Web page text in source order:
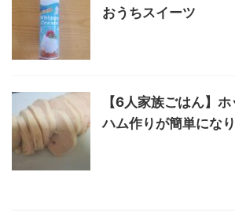
おうちスイーツ
【6人家族ごはん】
ハム作りが簡単にな